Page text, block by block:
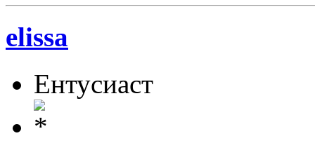
elissa
Ентусиаст